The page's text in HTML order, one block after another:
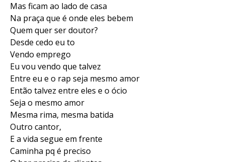
Mas ficam ao lado de casa
Na praça que é onde eles bebem
Quem quer ser doutor?
Desde cedo eu to
Vendo emprego
Eu vou vendo que talvez
Entre eu e o rap seja mesmo amor
Então talvez entre eles e o ócio
Seja o mesmo amor
Mesma rima, mesma batida
Outro cantor,
E a vida segue em frente
Caminha pq é preciso